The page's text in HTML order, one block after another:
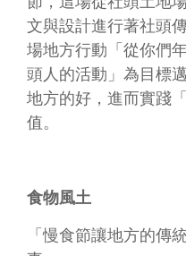
行
政
公
開
資
訊
文與設計進行著社頭
場地方行動「從你們
頭人的活動」為目標
地方的好，進而實踐
值。
食物風土
「慢食節讓地方的傳